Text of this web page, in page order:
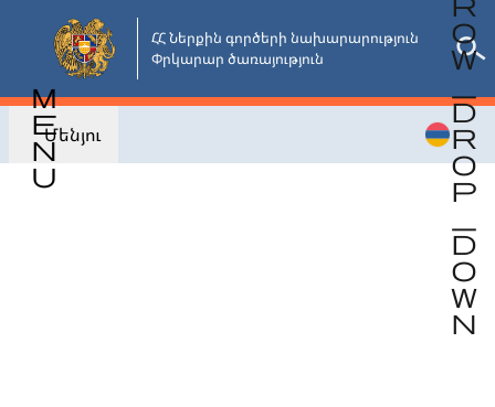
հիմնական
բովանդակությանը
ՀՀ Ներքին գործերի նախարարություն
Փրկարար ծառայություն
Մենյու